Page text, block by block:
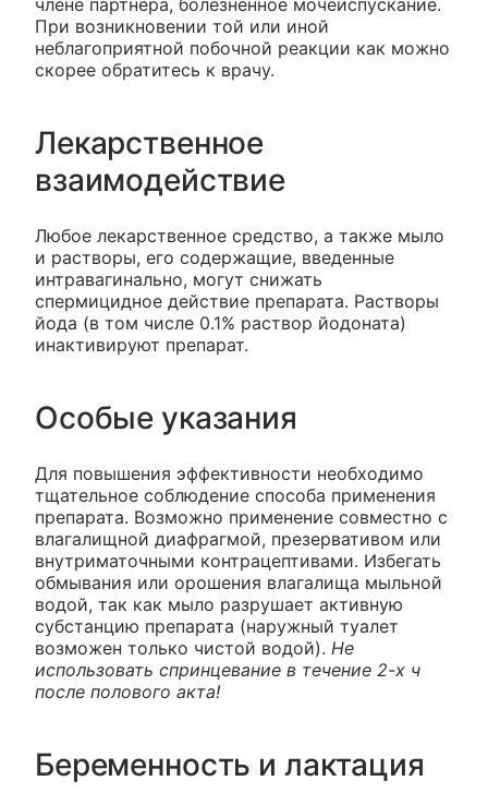
члене партнера, болезненное мочеиспускание.
При возникновении той или иной
неблагоприятной побочной реакции как можно
скорее обратитесь к врачу.
Лекарственное
взаимодействие
Любое лекарственное средство, а также мыло
и растворы, его содержащие, введенные
интравагинально, могут снижать
спермицидное действие препарата. Растворы
йода (в том числе 0.1% раствор йодоната)
инактивируют препарат.
Особые указания
Для повышения эффективности необходимо
тщательное соблюдение способа применения
препарата. Возможно применение совместно с
влагалищной диафрагмой, презервативом или
внутриматочными контрацептивами. Избегать
обмывания или орошения влагалища мыльной
водой, так как мыло разрушает активную
субстанцию препарата (наружный туалет
возможен только чистой водой). Не
использовать спринцевание в течение 2-х ч
после полового акта!
Беременность и лактация